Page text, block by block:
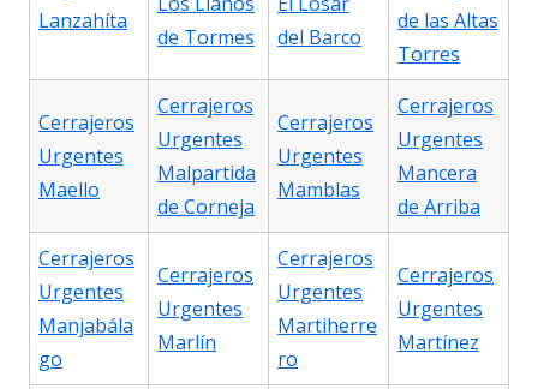
Lanzahíta
de Tormes
del Barco
de las Altas
Torres
Cerrajeros
Urgentes
Maello
Cerrajeros
Urgentes
Malpartida
de Corneja
Cerrajeros
Urgentes
Mamblas
Cerrajeros
Urgentes
Mancera
de Arriba
Cerrajeros
Urgentes
Manjabála
go
Cerrajeros
Urgentes
Marlín
Cerrajeros
Urgentes
Martiherre
ro
Cerrajeros
Urgentes
Martínez